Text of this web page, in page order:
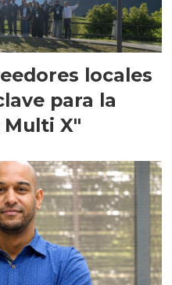
locales
para la
X"